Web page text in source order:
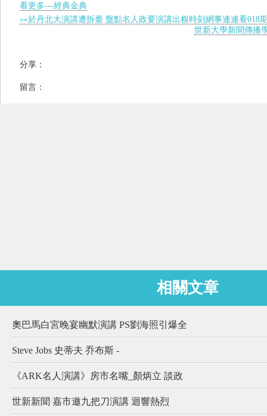
看更多---經典金典
««於丹北大演講遭拆臺 盤點名人政要演講出糗時刻網事連連看018
世新大學新聞傳播
分享：
留言：
相關文章
奧巴馬白宮晚宴幽默演講 PS劉海照引爆全
Steve Jobs 史蒂夫 乔布斯 -
《ARK名人演講》房市名嘴_顏炳立 談政
世新新聞 嘉市邀九把刀演講 迴響熱烈